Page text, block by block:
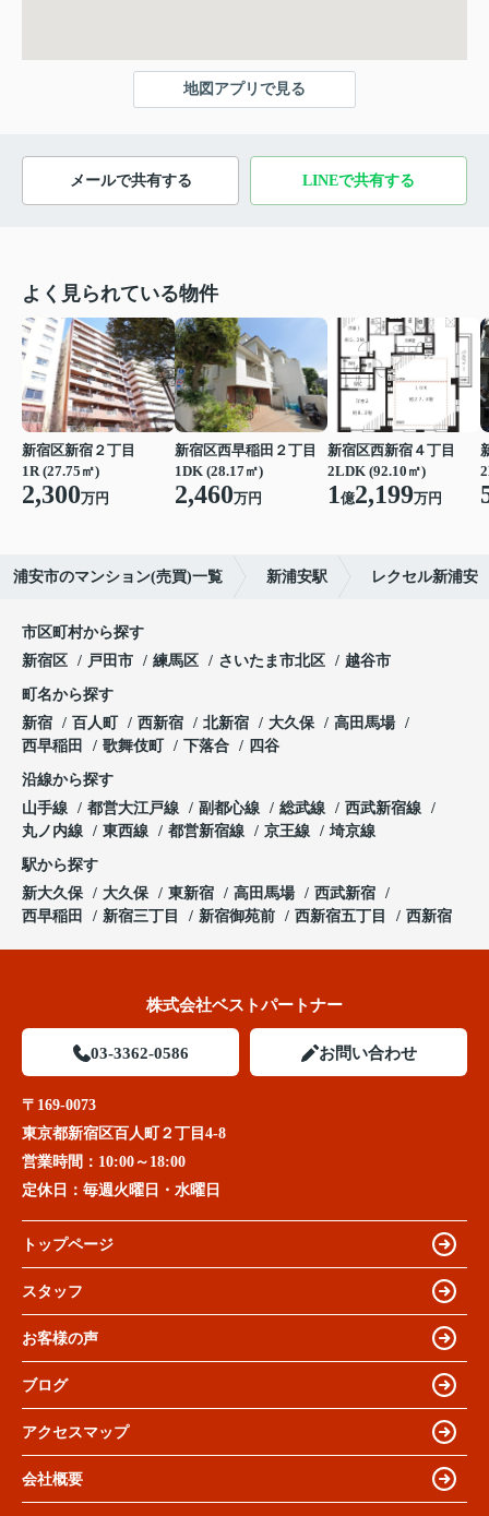
地図アプリで見る
メールで共有する LINEで共有する
よく見られている物件
新宿区新宿２丁目
1R (27.75㎡)
2,300万円
新宿区西早稲田２丁目
1DK (28.17㎡)
2,460万円
新宿区西新宿４丁目
2LDK (92.10㎡)
1億2,199万円
浦安市のマンション(売買)一覧 新浦安駅 レクセル新浦安
市区町村から探す
新宿区
戸田市 練馬区 さいたま市北区 越谷市
町名から探す
新宿
百人町 西新宿 北新宿 大久保
高田馬場
西早稲田
歌舞伎町 下落合 四谷
沿線から探す
山手線
都営大江戸線 副都心線 総武線
西武新宿線
丸ノ内線
東西線 都営新宿線 京王線 埼京線
駅から探す
新大久保
大久保 東新宿 高田馬場
西武新宿
西早稲田
新宿三丁目 新宿御苑前 西新宿五丁目 西新宿
株式会社ベストパートナー
03-3362-0586 お問い合わせ
〒169-0073
東京都新宿区百人町２丁目4-8
営業時間： 10:00～18:00
定休日： 毎週火曜日・水曜日
トップページ
スタッフ
お客様の声
ブログ
アクセスマップ
会社概要